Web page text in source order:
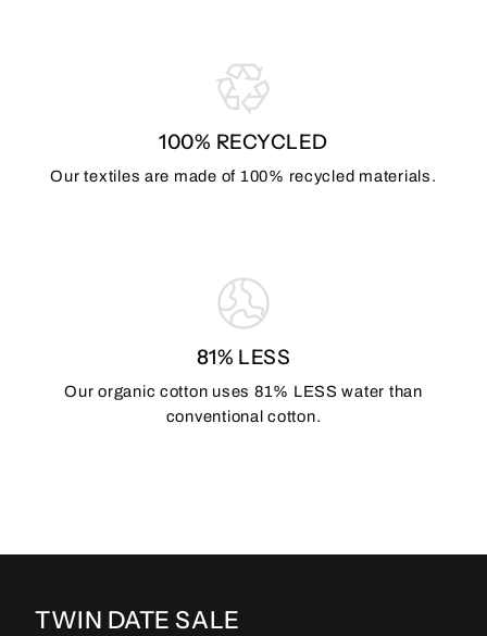
100% RECYCLED
Our textiles are made of 100% recycled materials.
81% LESS
Our organic cotton uses 81% LESS water than
conventional cotton.
TWIN DATE SALE